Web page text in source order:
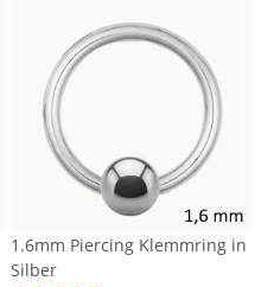
1.6mm Piercing Klemmring in
Silber